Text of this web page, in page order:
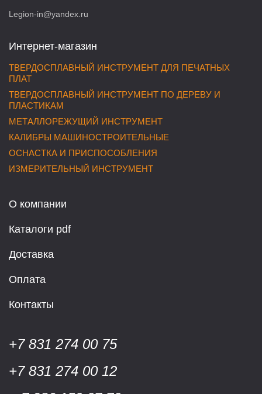
Legion-in@yandex.ru
Интернет-магазин
ТВЕРДОСПЛАВНЫЙ ИНСТРУМЕНТ ДЛЯ ПЕЧАТНЫХ
ПЛАТ
ТВЕРДОСПЛАВНЫЙ ИНСТРУМЕНТ ПО ДЕРЕВУ И
ПЛАСТИКАМ
МЕТАЛЛОРЕЖУЩИЙ ИНСТРУМЕНТ
КАЛИБРЫ МАШИНОСТРОИТЕЛЬНЫЕ
ОСНАСТКА И ПРИСПОСОБЛЕНИЯ
ИЗМЕРИТЕЛЬНЫЙ ИНСТРУМЕНТ
О компании
Каталоги pdf
Доставка
Оплата
Контакты
+7 831 274 00 75
+7 831 274 00 12